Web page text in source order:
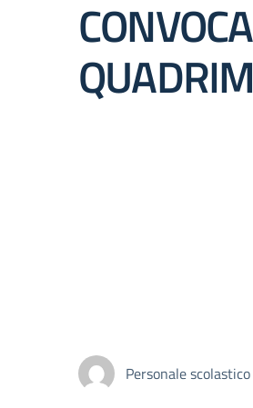
Personale scolastico